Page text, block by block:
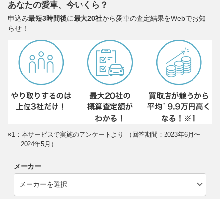
あなたの愛車、今いくら？
申込み最短3時間後に最大20社から愛車の査定結果をWebでお知
らせ！
※1：本サービスで実施のアンケートより （回答期間：2023年6月〜
2024年5月）
メーカー